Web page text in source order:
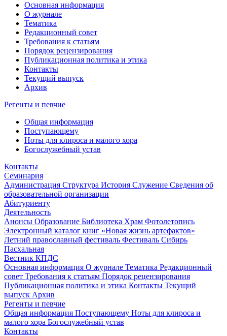
Основная информация
О журнале
Тематика
Редакционный совет
Требования к статьям
Порядок рецензирования
Публикационная политика и этика
Контакты
Текущий выпуск
Архив
Регенты и певчие
Общая информация
Поступающему
Ноты для клироса и малого хора
Богослужебный устав
Контакты
Семинария
Администрация Структура История Служение Сведения об
образовательной организации
Абитуриенту
Деятельность
Анонсы Образование Библиотека Храм Фотолетопись
Электронный каталог книг «Новая жизнь артефактов»
Летний православный фестиваль Фестиваль Сибирь
Пасхальная
Вестник КПДС
Основная информация О журнале Тематика Редакционный
совет Требования к статьям Порядок рецензирования
Публикационная политика и этика Контакты Текущий
выпуск Архив
Регенты и певчие
Общая информация Поступающему Ноты для клироса и
малого хора Богослужебный устав
Контакты